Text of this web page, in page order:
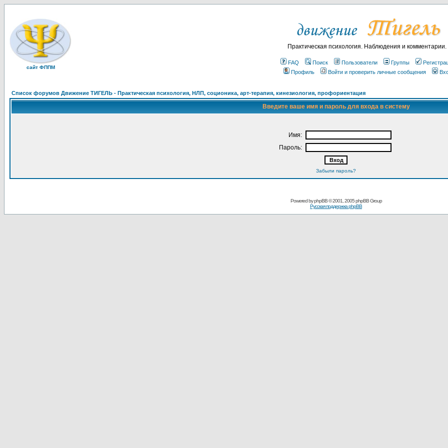
сайт ФППМ
Практическая психология. Наблюдения и комментарии.
FAQ Поиск Пользователи Группы
Профиль
Войти и проверить личные сообщения
Список форумов Движение ТИГЕЛЬ - Практическая психология, НЛП, соционика, арт-терапия, кинезиология, профориентация
Введите ваше имя и пароль для входа в систему
Имя:
Пароль:
Забыли пароль?
Powered byphpBB© 2001, 2005 phpBB Group
Русская поддержка phpBB